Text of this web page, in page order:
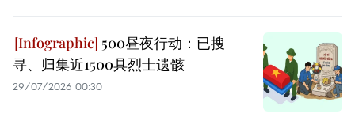
500昼夜行动：已搜
寻、归集近1500具烈士遗骸
29/07/2026 00:30